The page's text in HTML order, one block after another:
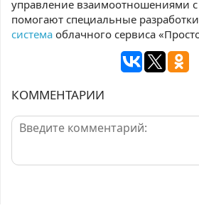
управление взаимоотношениями
помогают специальные
система облачного сервиса
КОММЕНТАРИИ